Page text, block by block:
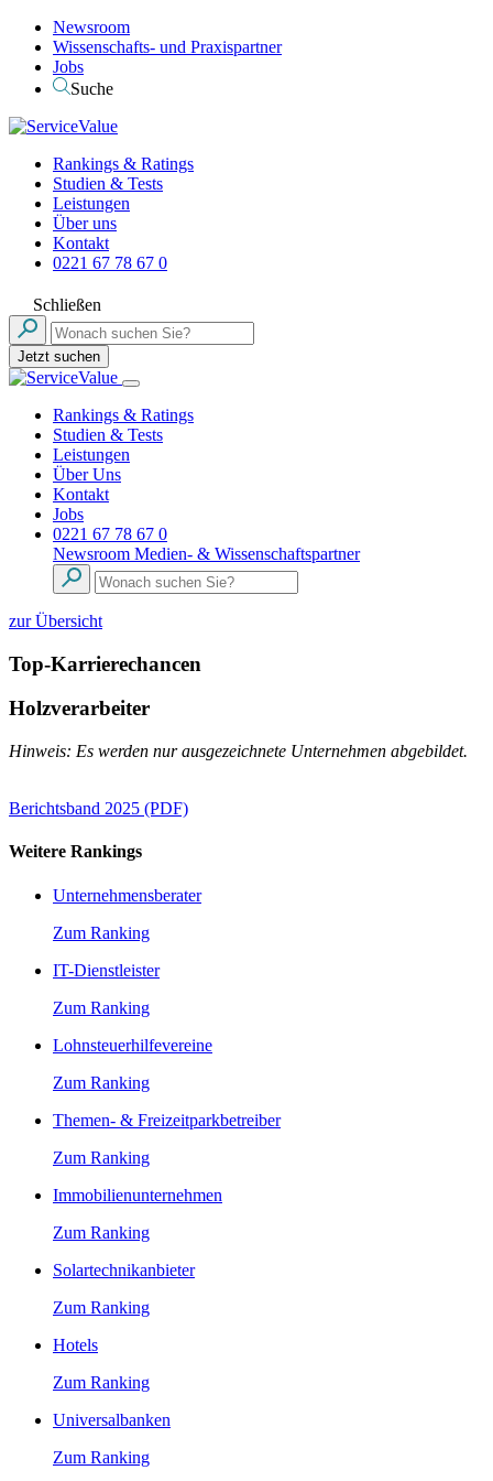
Newsroom
Wissenschafts- und Praxispartner
Jobs
Suche
Rankings & Ratings
Studien & Tests
Leistungen
Über uns
Kontakt
0221 67 78 67 0
Schließen
Jetzt suchen
Rankings & Ratings
Studien & Tests
Leistungen
Über Uns
Kontakt
Jobs
0221 67 78 67 0
Newsroom Medien- & Wissenschaftspartner
zur Übersicht
Top-Karrierechancen
Holzverarbeiter
Hinweis: Es werden nur ausgezeichnete Unternehmen abgebildet.
Berichtsband 2025 (PDF)
Weitere Rankings
Unternehmensberater
Zum Ranking
IT-Dienstleister
Zum Ranking
Lohnsteuerhilfevereine
Zum Ranking
Themen- & Freizeitparkbetreiber
Zum Ranking
Immobilienunternehmen
Zum Ranking
Solartechnikanbieter
Zum Ranking
Hotels
Zum Ranking
Universalbanken
Zum Ranking